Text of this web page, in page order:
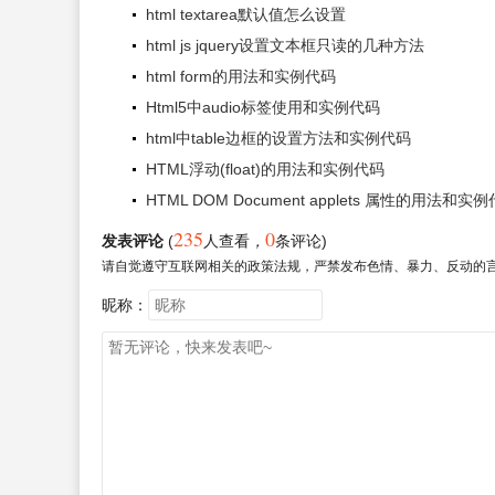
html textarea默认值怎么设置
html js jquery设置文本框只读的几种方法
html form的用法和实例代码
Html5中audio标签使用和实例代码
html中table边框的设置方法和实例代码
HTML浮动(float)的用法和实例代码
HTML DOM Document applets 属性的用法和实例
发表评论 (235 人查看 ， 0条评论)
请自觉遵守互联网相关的政策法规，严禁发布色情、暴力、反动的
昵称：